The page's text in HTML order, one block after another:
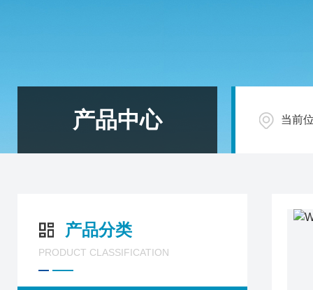
产品中心 当前
产品分类
PRODUCT CLASSIFICATION